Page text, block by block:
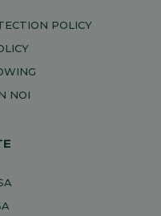
POLICY
NOI